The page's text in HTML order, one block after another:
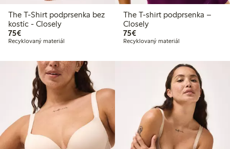
The T-Shirt podprsenka bez
kostíc - Closely
75€75,00 €
Recyklovaný materiál
The T-shirt podprsenka –
Closely
75€75,00 €
Recyklovaný materiál